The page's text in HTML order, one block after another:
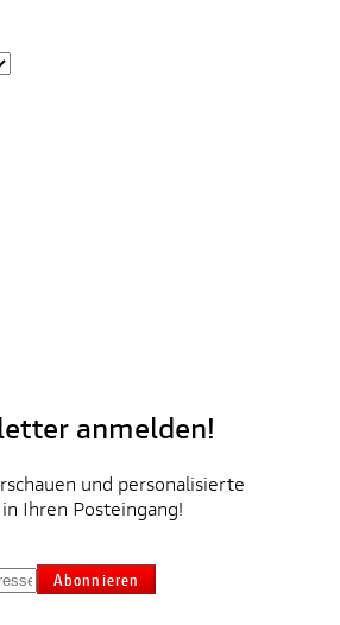
anmelden!
und personalisierte
Ihren Posteingang!
Abonnieren